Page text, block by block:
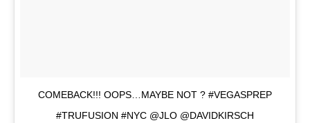
COMEBACK!!! OOPS…MAYBE NOT ? #VEGASPREP
#TRUFUSION #NYC @JLO @DAVIDKIRSCH